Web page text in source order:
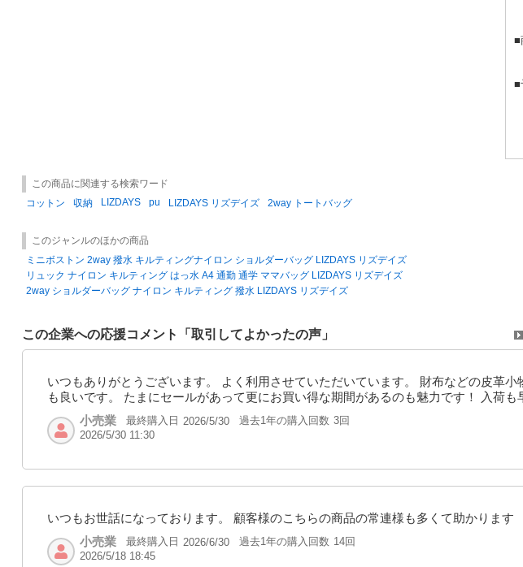
■
■
この商品に関連する検索ワード
コットン
収納 LIZDAYS pu LIZDAYS リズデイズ 2way トートバッグ
このジャンルのほかの商品
ミニボストン 2way 撥水 キルティングナイロン ショルダーバッグ LIZDAYS リズデイズ
リュック ナイロン キルティング はっ水 A4 通勤 通学 ママバッグ LIZDAYS リズデイズ
2way ショルダーバッグ ナイロン キルティング 撥水 LIZDAYS リズデイズ
この企業への応援コメント「取引してよかったの声」
いつもありがとうございます。 よく利用させていただいています。 財布などの皮革小
も良いです。 たまにセールがあって更にお買い得な期間があるのも魅力です！ 入荷も
小売業
最終購入日 2026/5/30 過去1年の購入回数 3回
2026/5/30 11:30
いつもお世話になっております。 顧客様のこちらの商品の常連様も多くて助かります
小売業
最終購入日 2026/6/30 過去1年の購入回数 14回
2026/5/18 18:45